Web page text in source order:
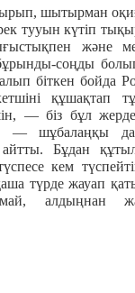
шытырман
тууын күтіп
және
соңды
біткен бойда
құшақтап
— біз бұл жерде
— шұбалаңқы
Бұдан
кем
түрде жауап
алдыңнан